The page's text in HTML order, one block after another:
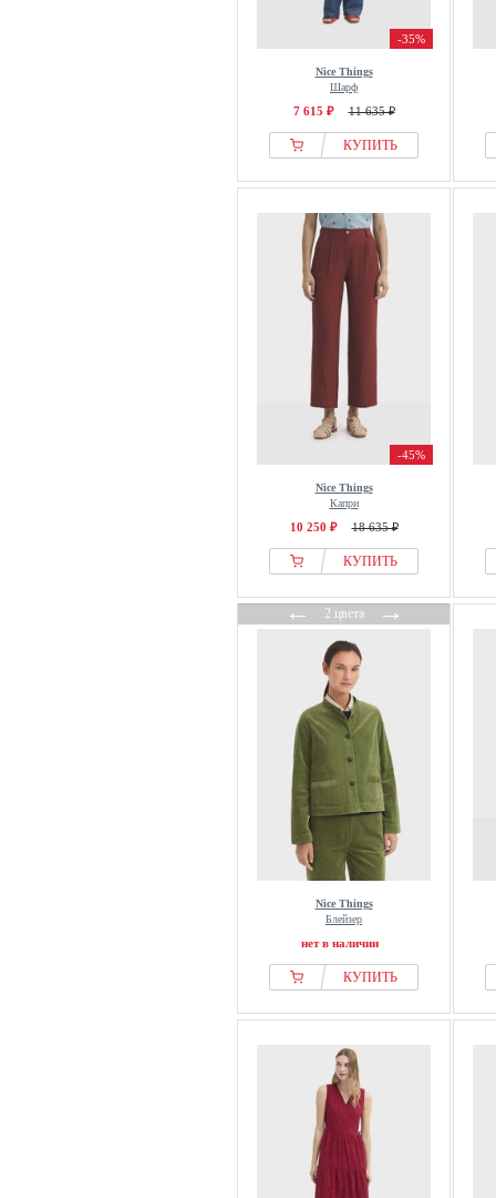
-35%
Nice Things
Шарф
7 615 ₽ 11 635 ₽
КУПИТЬ
-45%
Nice Things
Капри
10 250 ₽ 18 635 ₽
КУПИТЬ
←2 цвета→
Nice Things
Блейзер
нет в наличии
КУПИТЬ